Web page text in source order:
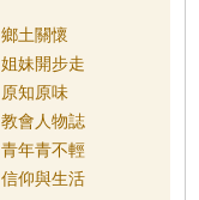
鄉土關懷
姐妹開步走
原知原味
教會人物誌
青年青不輕
信仰與生活